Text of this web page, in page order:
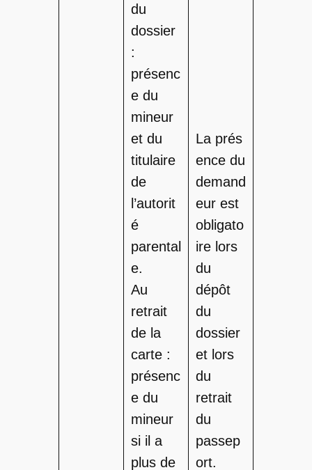
du
dossier
:
présenc
e du
mineur
et du
titulaire
de
l’autorit
é
parental
e.
Au
retrait
de la
carte :
présenc
e du
mineur
si il a
plus de
La prés
ence du
demand
eur est
obligato
ire lors
du
dépôt
du
dossier
et lors
du
retrait
du
passep
ort.